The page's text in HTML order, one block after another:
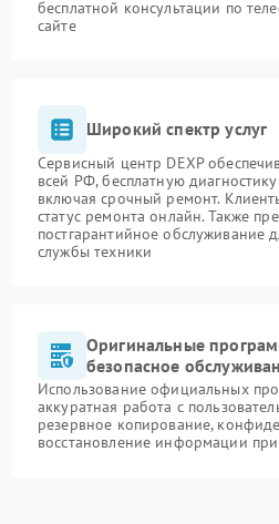
бесплатной консультации по
сайте
Широкий спектр услуг
Сервисный центр DEXP
всей РФ, бесплатную
включая срочный ремонт.
статус ремонта онлайн. Также
постгарантийное обслуживание
службы техники
Оригинальные
безопасное
Использование официальных
аккуратная работа с
резервное копирование,
восстановление информации